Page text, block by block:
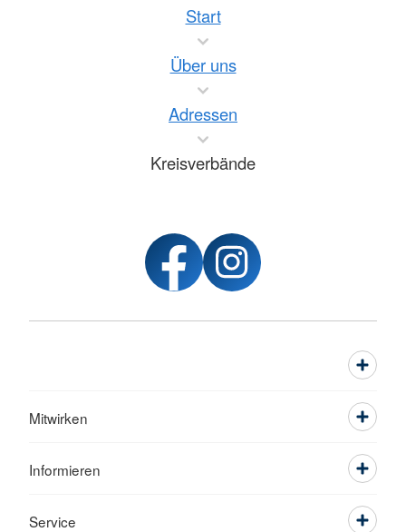
Start
Über uns
Adressen
Kreisverbände
Mitwirken
Informieren
Service